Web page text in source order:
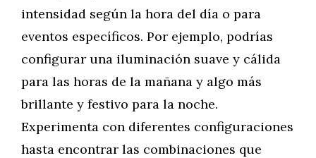
intensidad según la hora del día o para
eventos específicos. Por ejemplo, podrías
configurar una iluminación suave y cálida
para las horas de la mañana y algo más
brillante y festivo para la noche.
Experimenta con diferentes configuraciones
hasta encontrar las combinaciones que